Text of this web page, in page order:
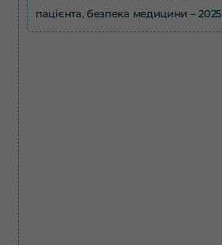
пацієнта, безпека медицини – 2025